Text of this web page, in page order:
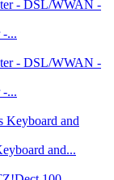
...
...
and...